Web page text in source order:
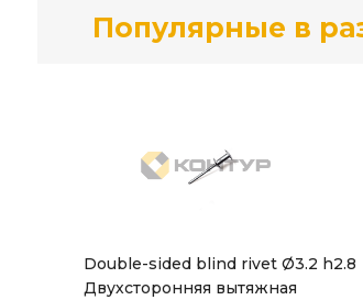
Популярные в
Double-sided blind rivet Ø3.2 h2.8
Двухсторонняя вытяжная